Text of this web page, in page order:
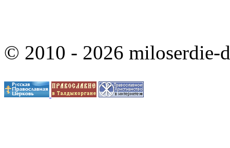
© 2010 - 2026 miloserdie-